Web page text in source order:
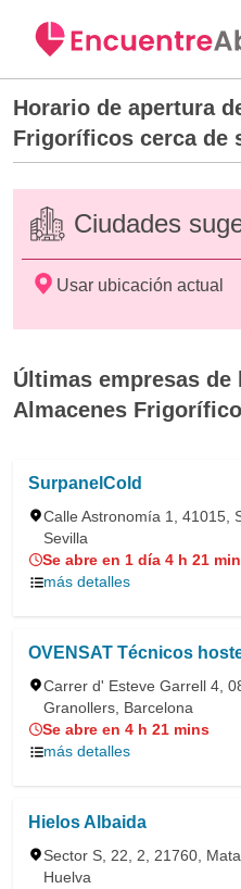
Horario de apertura
Frigoríficos cerca de
Ciudades
Usar ubicación actual
Últimas empresas de
Almacenes
SurpanelCold
Calle Astronomía 1, 41015,
Sevilla
Se abre en 1 día 4 h 21
más detalles
OVENSAT Técnicos
Carrer d' Esteve Garrell 4,
Granollers, Barcelona
Se abre en 4 h 21 mins
más detalles
Hielos Albaida
Sector S, 22, 2, 21760,
Huelva